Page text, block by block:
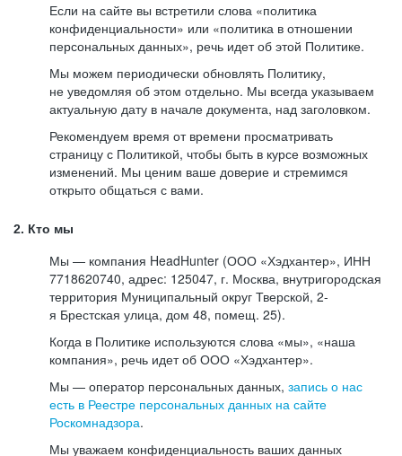
Если на сайте вы встретили слова «политика
конфиденциальности» или «политика в отношении
персональных данных», речь идет об этой Политике.
Мы можем периодически обновлять Политику,
не уведомляя об этом отдельно. Мы всегда указываем
актуальную дату в начале документа, над заголовком.
Рекомендуем время от времени просматривать
страницу с Политикой, чтобы быть в курсе возможных
изменений. Мы ценим ваше доверие и стремимся
открыто общаться с вами.
2. Кто мы
Мы — компания HeadHunter (ООО «Хэдхантер», ИНН
7718620740, адрес: 125047, г. Москва, внутригородская
территория Муниципальный округ Тверской, 2-
я Брестская улица, дом 48, помещ. 25).
Когда в Политике используются слова «мы», «наша
компания», речь идет об ООО «Хэдхантер».
Мы — оператор персональных данных, запись о нас
есть в Реестре персональных данных на сайте
Роскомнадзора.
Мы уважаем конфиденциальность ваших данных